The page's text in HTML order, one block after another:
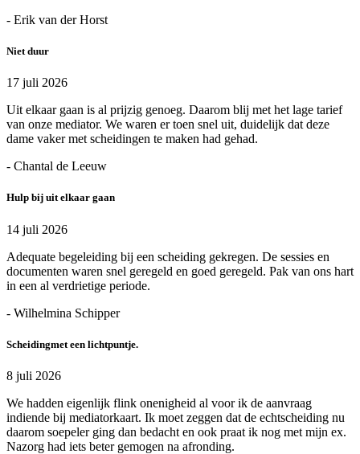
- Erik van der Horst
Niet duur
17 juli 2026
Uit elkaar gaan is al prijzig genoeg. Daarom blij met het lage tarief
van onze mediator. We waren er toen snel uit, duidelijk dat deze
dame vaker met scheidingen te maken had gehad.
- Chantal de Leeuw
Hulp bij uit elkaar gaan
14 juli 2026
Adequate begeleiding bij een scheiding gekregen. De sessies en
documenten waren snel geregeld en goed geregeld. Pak van ons hart
in een al verdrietige periode.
- Wilhelmina Schipper
Scheidingmet een lichtpuntje.
8 juli 2026
We hadden eigenlijk flink onenigheid al voor ik de aanvraag
indiende bij mediatorkaart. Ik moet zeggen dat de echtscheiding nu
daarom soepeler ging dan bedacht en ook praat ik nog met mijn ex.
Nazorg had iets beter gemogen na afronding.